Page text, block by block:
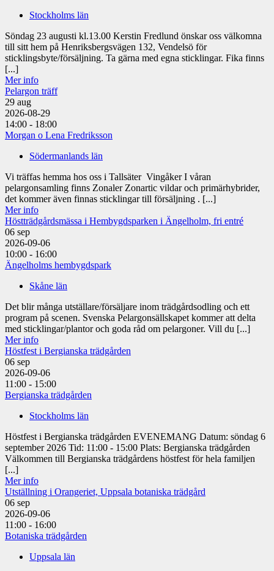
Stockholms län
Söndag 23 augusti kl.13.00 Kerstin Fredlund önskar oss välkomna
till sitt hem på Henriksbergsvägen 132, Vendelsö för
sticklingsbyte/försäljning. Ta gärna med egna sticklingar. Fika finns
[...]
Mer info
Pelargon träff
29 aug
2026-08-29
14:00 - 18:00
Morgan o Lena Fredriksson
Södermanlands län
Vi träffas hemma hos oss i Tallsäter Vingåker I våran
pelargonsamling finns Zonaler Zonartic vildar och primärhybrider,
det kommer även finnas sticklingar till försäljning . [...]
Mer info
Höstträdgårdsmässa i Hembygdsparken i Ängelholm, fri entré
06 sep
2026-09-06
10:00 - 16:00
Ängelholms hembygdspark
Skåne län
Det blir många utställare/försäljare inom trädgårdsodling och ett
program på scenen. Svenska Pelargonsällskapet kommer att delta
med sticklingar/plantor och goda råd om pelargoner. Vill du [...]
Mer info
Höstfest i Bergianska trädgården
06 sep
2026-09-06
11:00 - 15:00
Bergianska trädgården
Stockholms län
Höstfest i Bergianska trädgården EVENEMANG Datum: söndag 6
september 2026 Tid: 11:00 - 15:00 Plats: Bergianska trädgården
Välkommen till Bergianska trädgårdens höstfest för hela familjen
[...]
Mer info
Utställning i Orangeriet, Uppsala botaniska trädgård
06 sep
2026-09-06
11:00 - 16:00
Botaniska trädgården
Uppsala län